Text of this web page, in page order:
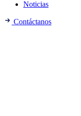
Noticias
Contáctanos